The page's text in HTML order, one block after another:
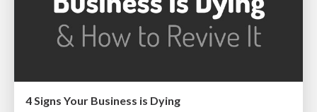
4 Signs Your Business is Dying